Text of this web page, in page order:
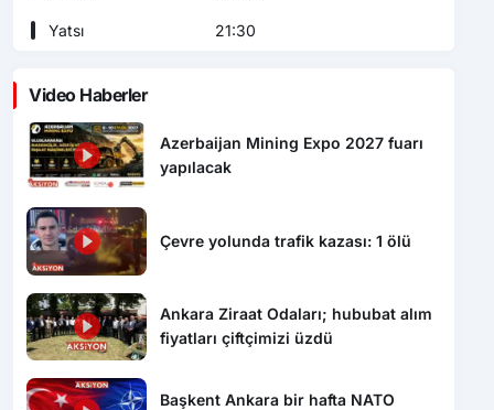
Yatsı 21:30
Video Haberler
Azerbaijan Mining Expo 2027 fuarı
yapılacak
Çevre yolunda trafik kazası: 1 ölü
Ankara Ziraat Odaları; hububat alım
fiyatları çiftçimizi üzdü
Başkent Ankara bir hafta NATO